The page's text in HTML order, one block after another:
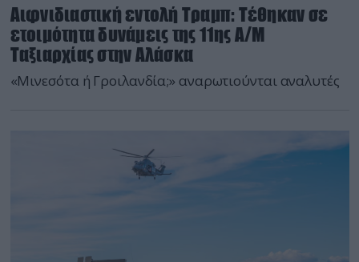
Αιφνιδιαστική εντολή Τραμπ: Τέθηκαν σε
ετοιμότητα δυνάμεις της 11ης Α/Μ
Ταξιαρχίας στην Αλάσκα
«Μινεσότα ή Γροιλανδία;» αναρωτιούνται αναλυτές